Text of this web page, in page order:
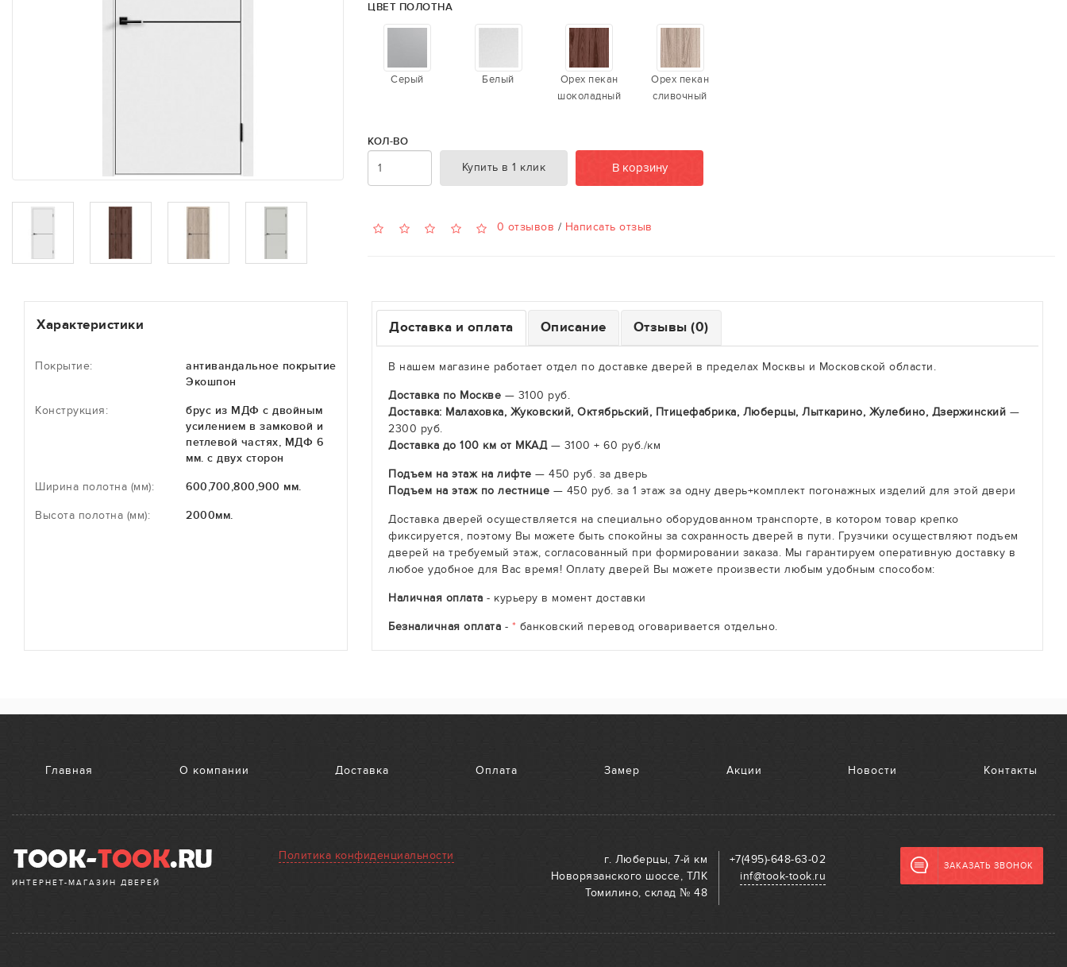
ЦВЕТ ПОЛОТНА
Серый Белый
Орех пекан
шоколадный
Орех пекан
сливочный
КОЛ-ВО
Купить в 1 клик В корзину
0 отзывов / Написать отзыв
Характеристики
Покрытие:
антивандальное покрытие
Экошпон
Конструкция:
брус из МДФ с двойным
усилением в замковой и
петлевой частях, МДФ 6
мм. с двух сторон
Ширина полотна (мм): 600,700,800,900 мм.
Высота полотна (мм): 2000мм.
Доставка и оплата Описание Отзывы (0)
В нашем магазине работает отдел по доставке дверей в пределах Москвы и Московской области.
Доставка по Москве — 3100 руб.
Доставка: Малаховка, Жуковский, Октябрьский, Птицефабрика, Люберцы, Лыткарино, Жулебино, Дзержинский —
2300 руб.
Доставка до 100 км от МКАД— 3100 + 60 руб./км
Подъем на этаж на лифте — 450 руб. за дверь
Подъем на этаж по лестнице — 450 руб. за 1 этаж за одну дверь+комплект погонажных изделий для этой двери
Доставка дверей осуществляется на специально оборудованном транспорте, в котором товар крепко
фиксируется, поэтому Вы можете быть спокойны за сохранность дверей в пути. Грузчики осуществляют подъем
дверей на требуемый этаж, согласованный при формировании заказа. Мы гарантируем оперативную доставку в
любое удобное для Вас время! Оплату дверей Вы можете произвести любым удобным способом:
Наличная оплата - курьеру в момент доставки
Безналичная оплата - * банковский перевод оговаривается отдельно.
Главная О компании Доставка Оплата Замер Акции Новости Контакты
ИНТЕРНЕТ-МАГАЗИН ДВЕРЕЙ
Политика конфиденциальности
г. Люберцы, 7-й км
Новорязанского шоссе, ТЛК
Томилино, склад № 48
+7(495)-648-63-02
inf@took-took.ru
ЗАКАЗАТЬ ЗВОНОК